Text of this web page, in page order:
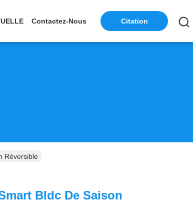
Contactez-Nous Citation
Réversible
Bldc De Saison